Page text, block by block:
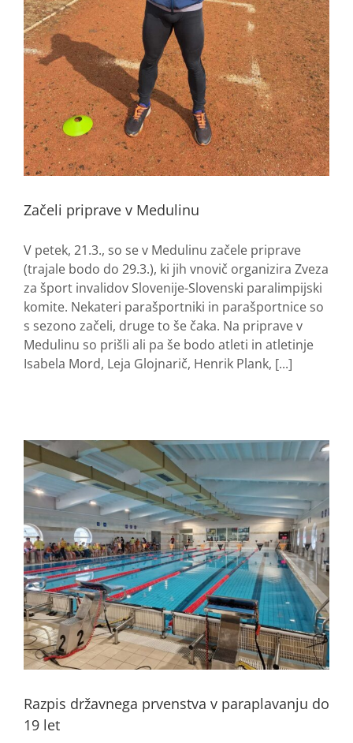
Začeli priprave v Medulinu
V petek, 21.3., so se v Medulinu začele priprave
(trajale bodo do 29.3.), ki jih vnovič organizira Zveza
za šport invalidov Slovenije-Slovenski paralimpijski
komite. Nekateri parašportniki in parašportnice so
s sezono začeli, druge to še čaka. Na priprave v
Medulinu so prišli ali pa še bodo atleti in atletinje
Isabela Mord, Leja Glojnarič, Henrik Plank, [...]
Razpis državnega prvenstva v paraplavanju do
19 let